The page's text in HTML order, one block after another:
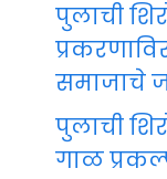
पुलाची
समाजाचे
पुलाची
गाळ